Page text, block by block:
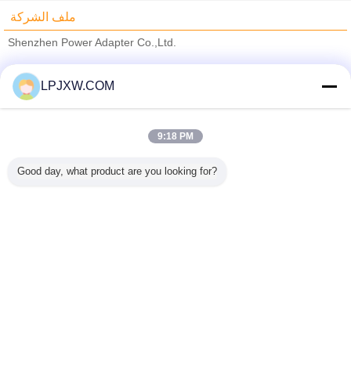
ملف الشركة
Shenzhen Power Adapter Co.,Ltd.
Trust Seal
Verified Suplier
جميع المنتجات
LPJXW.COM
9:18 PM
Good day, what product are you looking for?